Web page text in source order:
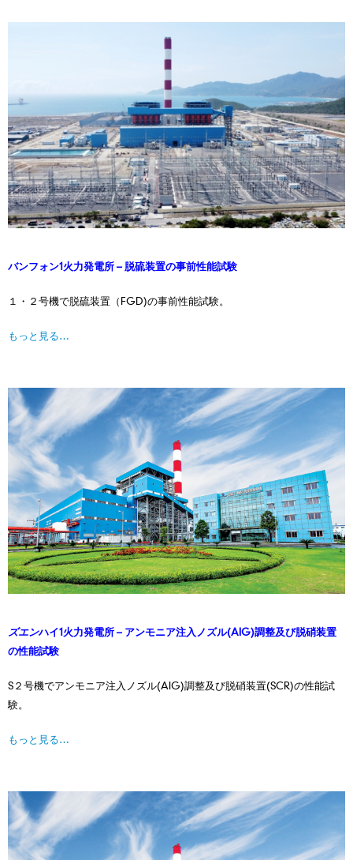
バンフォン1火力発電所 – 脱硫装置の事前性能試験
１・２号機で脱硫装置（FGD)の事前性能試験。
もっと見る…
ズエンハイ1火力発電所 – アンモニア注⼊ノズル(AIG)調整及び脱硝装置
の性能試験
S２号機でアンモニア注⼊ノズル(AIG)調整及び脱硝装置(SCR)の性能試
験。
もっと見る…